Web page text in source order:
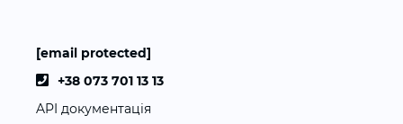
[email protected]
+38 073 701 13 13
API документація